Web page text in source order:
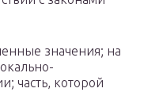
значения; на
часть, которой